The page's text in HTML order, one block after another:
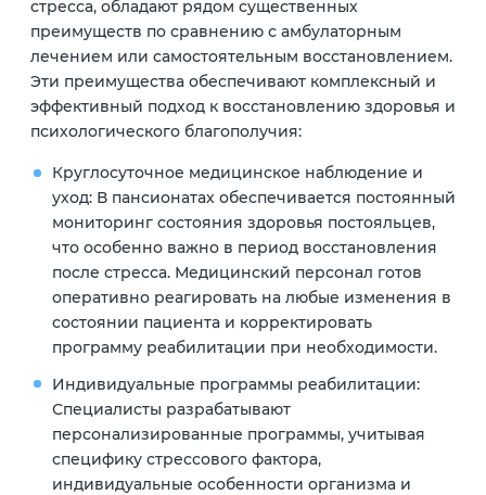
стресса, обладают рядом существенных
преимуществ по сравнению с амбулаторным
лечением или самостоятельным восстановлением.
Эти преимущества обеспечивают комплексный и
эффективный подход к восстановлению здоровья и
психологического благополучия:
Круглосуточное медицинское наблюдение и
уход:В пансионатах обеспечивается постоянный
мониторинг состояния здоровья постояльцев,
что особенно важно в период восстановления
после стресса. Медицинский персонал готов
оперативно реагировать на любые изменения в
состоянии пациента и корректировать
программу реабилитации при необходимости.
Индивидуальные программы реабилитации:
Специалисты разрабатывают
персонализированные программы, учитывая
специфику стрессового фактора,
индивидуальные особенности организма и